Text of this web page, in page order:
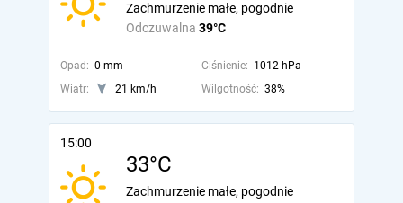
Odczuwalna 39°C
Zachmurzenie małe, pogodnie
Opad: 0 mm Ciśnienie: 1012 hPa
Wiatr:
21 km/h Wilgotność: 38%
15:00
33°C
Zachmurzenie małe, pogodnie